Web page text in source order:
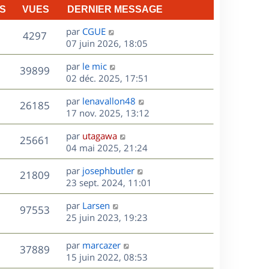
VUES DERNIER MESSAGE
4297V
u
e
s
D
e
r
n
i
e
r
m
e
s
s
a
g
e
par CGUE
07 juin 2026, 18:05
39899V
u
D
e
r
n
i
e
r
m
e
s
s
a
g
e
par le mic
02 déc. 2025, 17:51
26185V
u
s
D
e
r
n
i
e
r
m
e
s
s
a
g
e
par lenavallon48
17 nov. 2025, 13:12
25661
u
s
D
e
r
n
i
e
r
m
e
s
s
par utagawa
04 mai 2025, 21:24
21809V
u
e
D
e
r
n
i
e
r
m
e
par josephbutler
23 sept. 2024, 11:01
97553V
u
e
D
e
n
i
e
par Larsen
25 juin 2023, 19:23
37889V
D
e
par marcazer
15 juin 2022, 08:53